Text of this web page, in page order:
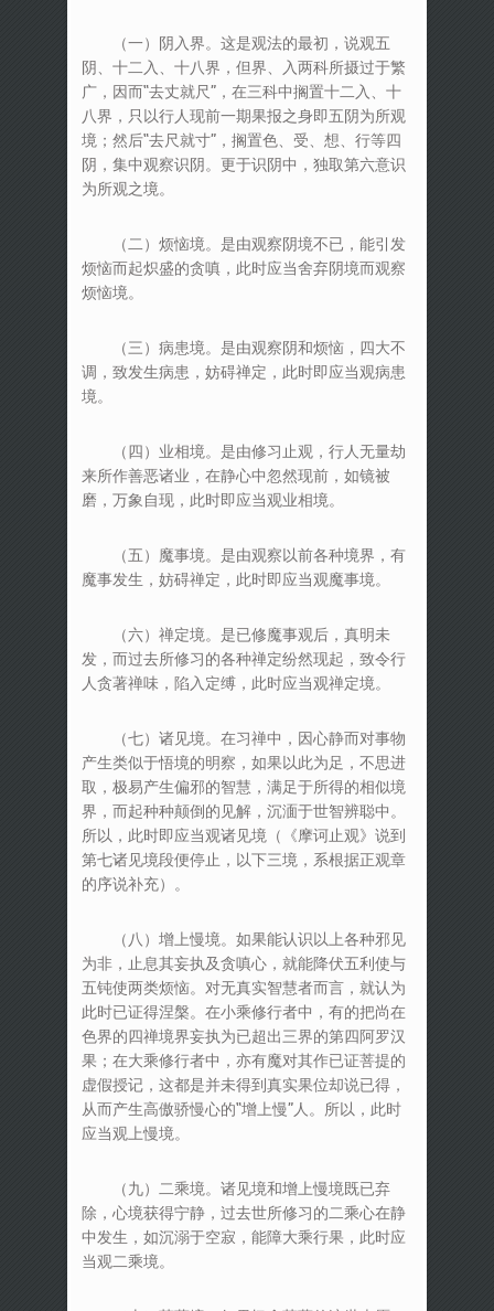
（一）阴入界。这是观法的最初，说观五
阴、十二入、十八界，但界、入两科所摄过于繁
广，因而“去丈就尺”，在三科中搁置十二入、十
八界，只以行人现前一期果报之身即五阴为所观
境；然后“去尺就寸”，搁置色、受、想、行等四
阴，集中观察识阴。更于识阴中，独取第六意识
为所观之境。
（二）烦恼境。是由观察阴境不已，能引发
烦恼而起炽盛的贪嗔，此时应当舍弃阴境而观察
烦恼境。
（三）病患境。是由观察阴和烦恼，四大不
调，致发生病患，妨碍禅定，此时即应当观病患
境。
（四）业相境。是由修习止观，行人无量劫
来所作善恶诸业，在静心中忽然现前，如镜被
磨，万象自现，此时即应当观业相境。
（五）魔事境。是由观察以前各种境界，有
魔事发生，妨碍禅定，此时即应当观魔事境。
（六）禅定境。是已修魔事观后，真明未
发，而过去所修习的各种禅定纷然现起，致令行
人贪著禅味，陷入定缚，此时应当观禅定境。
（七）诸见境。在习禅中，因心静而对事物
产生类似于悟境的明察，如果以此为足，不思进
取，极易产生偏邪的智慧，满足于所得的相似境
界，而起种种颠倒的见解，沉湎于世智辨聪中。
所以，此时即应当观诸见境（《摩诃止观》说到
第七诸见境段便停止，以下三境，系根据正观章
的序说补充）。
（八）增上慢境。如果能认识以上各种邪见
为非，止息其妄执及贪嗔心，就能降伏五利使与
五钝使两类烦恼。对无真实智慧者而言，就认为
此时已证得涅槃。在小乘修行者中，有的把尚在
色界的四禅境界妄执为已超出三界的第四阿罗汉
果；在大乘修行者中，亦有魔对其作已证菩提的
虚假授记，这都是并未得到真实果位却说已得，
从而产生高傲骄慢心的“增上慢”人。所以，此时
应当观上慢境。
（九）二乘境。诸见境和增上慢境既已弃
除，心境获得宁静，过去世所修习的二乘心在静
中发生，如沉溺于空寂，能障大乘行果，此时应
当观二乘境。